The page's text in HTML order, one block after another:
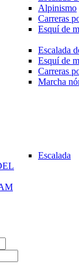
Alpinismo
Carreras
Esquí de
Escalada
Esquí de
Carreras
Marcha
Escalada